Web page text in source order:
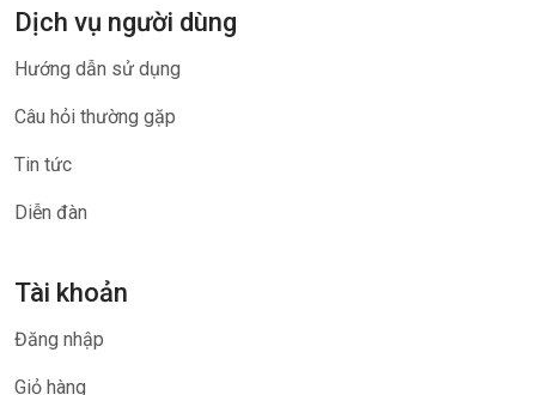
Dịch vụ người dùng
Hướng dẫn sử dụng
Câu hỏi thường gặp
Tin tức
Diễn đàn
Tài khoản
Đăng nhập
Giỏ hàng